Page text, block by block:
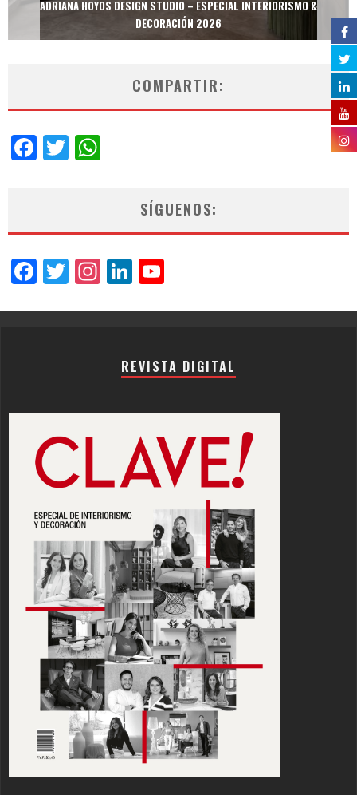
ADRIANA HOYOS DESIGN STUDIO – ESPECIAL INTERIORISMO &
DECORACIÓN 2026
COMPARTIR:
Facebook
Twitter
SÍGUENOS:
Facebook
Twitter
Instagram
LinkedIn
REVISTA DIGITAL